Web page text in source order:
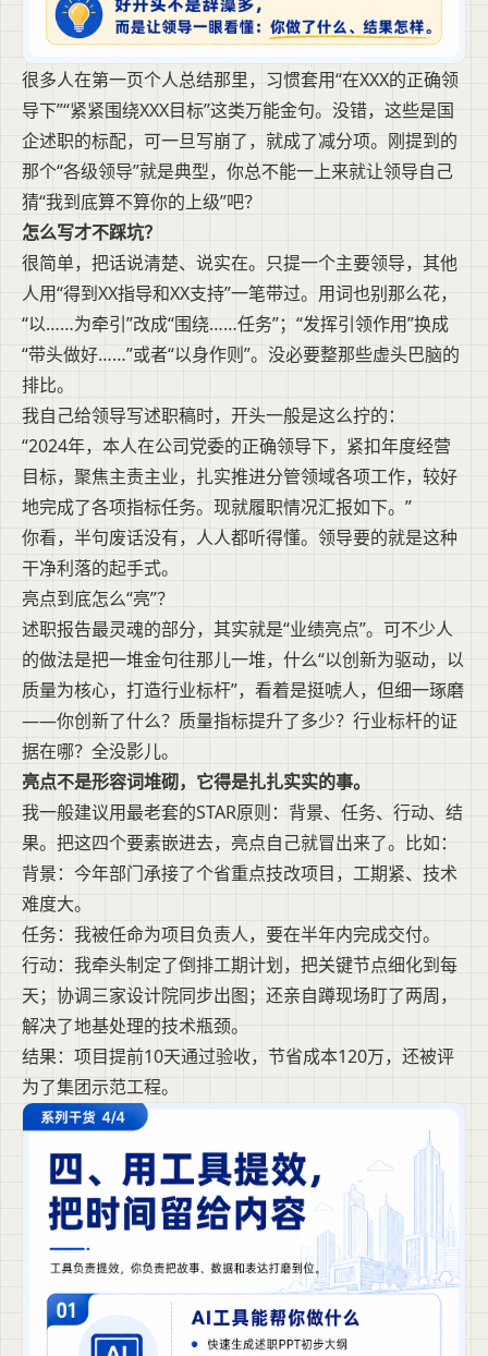
很多人在第一页个人总结那里，习惯套用“在XXX的正确领
导下”“紧紧围绕XXX目标”这类万能金句。没错，这些是国
企述职的标配，可一旦写崩了，就成了减分项。刚提到的
那个“各级领导”就是典型，你总不能一上来就让领导自己
猜“我到底算不算你的上级”吧？
怎么写才不踩坑？
很简单，把话说清楚、说实在。只提一个主要领导，其他
人用“得到XX指导和XX支持”一笔带过。用词也别那么花，
“以……为牵引”改成“围绕……任务”；“发挥引领作用”换成
“带头做好……”或者“以身作则”。没必要整那些虚头巴脑的
排比。
我自己给领导写述职稿时，开头一般是这么拧的：
“2024年，本人在公司党委的正确领导下，紧扣年度经营
目标，聚焦主责主业，扎实推进分管领域各项工作，较好
地完成了各项指标任务。现就履职情况汇报如下。”
你看，半句废话没有，人人都听得懂。领导要的就是这种
干净利落的起手式。
亮点到底怎么“亮”？
述职报告最灵魂的部分，其实就是“业绩亮点”。可不少人
的做法是把一堆金句往那儿一堆，什么“以创新为驱动，以
质量为核心，打造行业标杆”，看着是挺唬人，但细一琢磨
——你创新了什么？质量指标提升了多少？行业标杆的证
据在哪？全没影儿。
亮点不是形容词堆砌，它得是扎扎实实的事。
我一般建议用最老套的STAR原则：背景、任务、行动、结
果。把这四个要素嵌进去，亮点自己就冒出来了。比如：
背景：今年部门承接了个省重点技改项目，工期紧、技术
难度大。
任务：我被任命为项目负责人，要在半年内完成交付。
行动：我牵头制定了倒排工期计划，把关键节点细化到每
天；协调三家设计院同步出图；还亲自蹲现场盯了两周，
解决了地基处理的技术瓶颈。
结果：项目提前10天通过验收，节省成本120万，还被评
为了集团示范工程。